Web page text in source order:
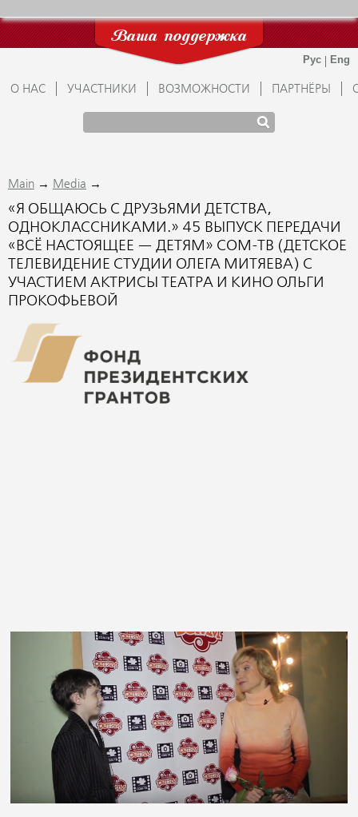
Ваша поддержка
О НАС УЧАСТНИКИ ВОЗМОЖНОСТИ ПАРТНЁРЫ
Main → Media →
«Я ОБЩАЮСЬ С ДРУЗЬЯМИ ДЕТСТВА,
ОДНОКЛАССНИКАМИ.» 45 ВЫПУСК ПЕРЕДАЧИ
«ВСЁ НАСТОЯЩЕЕ — ДЕТЯМ» СОМ-ТВ (ДЕТСКОЕ
ТЕЛЕВИДЕНИЕ СТУДИИ ОЛЕГА МИТЯЕВА) С
УЧАСТИЕМ АКТРИСЫ ТЕАТРА И КИНО ОЛЬГИ
ПРОКОФЬЕВОЙ